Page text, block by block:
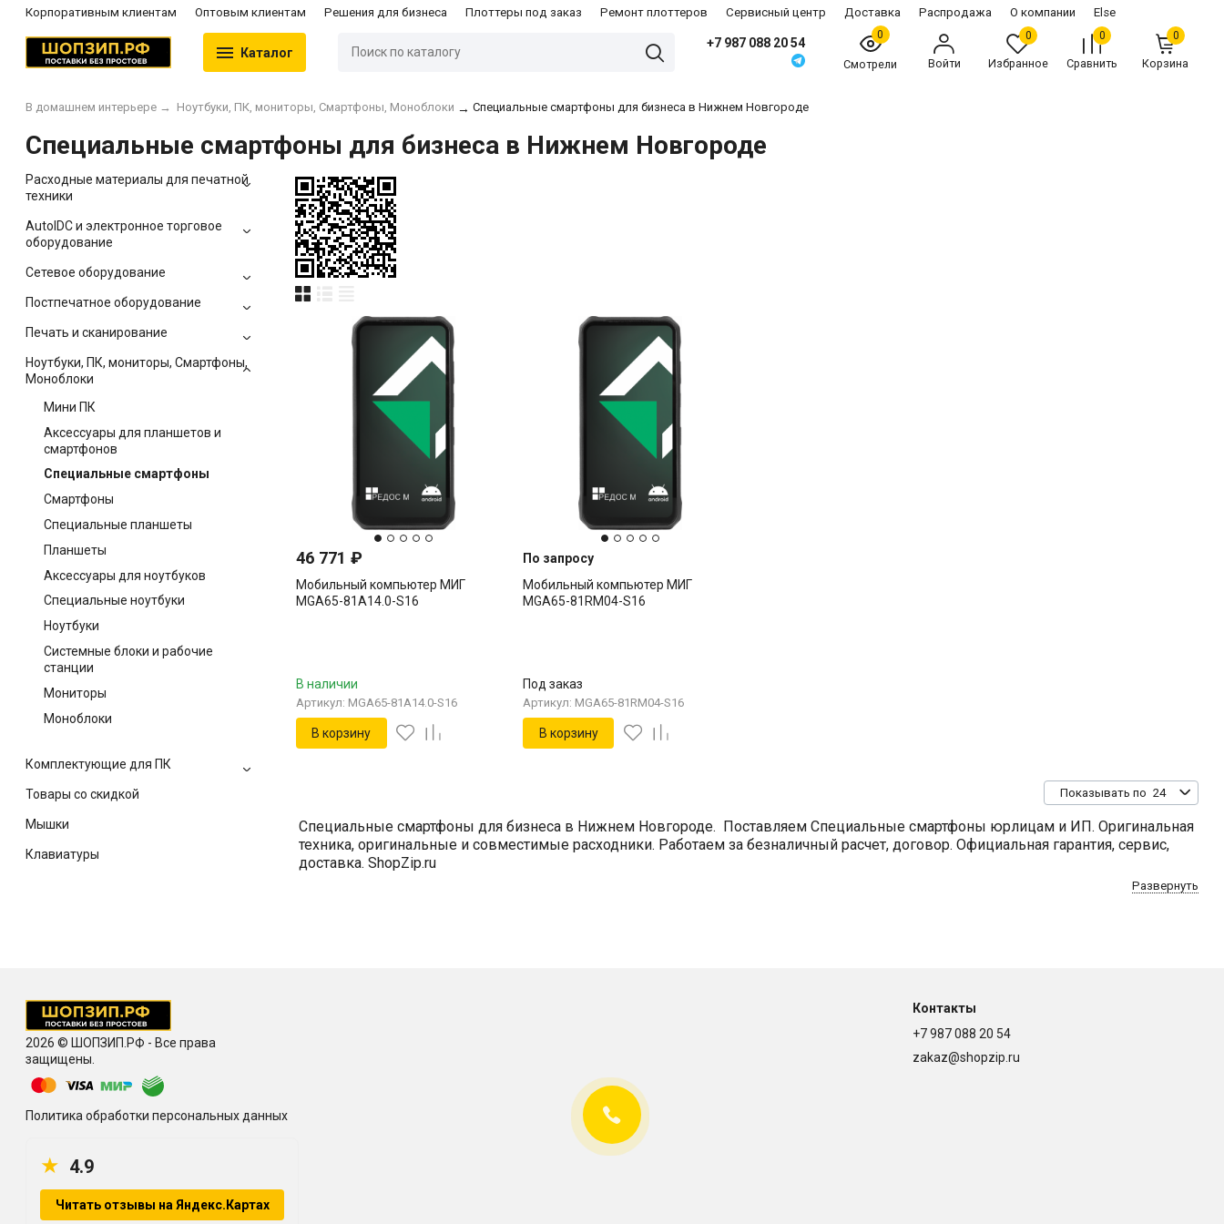
Корпоративным клиентам Оптовым клиентам Решения для бизнеса Плоттеры под заказ Ремонт плоттеров Сервисный центр Доставка Распродажа О компании Else
Каталог
+7 987 088 20 54
0
Смотрели Войти
0
Избранное
0
Сравнить
0
Корзина
В домашнем интерьере → Ноутбуки, ПК, мониторы, Смартфоны, Моноблоки → Специальные смартфоны для бизнеса в Нижнем Новгороде
Специальные смартфоны для бизнеса в Нижнем Новгороде
Расходные материалы для печатной
техники
AutoIDC и электронное торговое
оборудование
Сетевое оборудование
Постпечатное оборудование
Печать и сканирование
Ноутбуки, ПК, мониторы, Смартфоны,
Моноблоки
Мини ПК
Аксессуары для планшетов и
смартфонов
Специальные смартфоны
Смартфоны
Специальные планшеты
Планшеты
Аксессуары для ноутбуков
Специальные ноутбуки
Ноутбуки
Системные блоки и рабочие
станции
Мониторы
Моноблоки
Комплектующие для ПК
Товары со скидкой
Мышки
Клавиатуры
46 771 ₽
Мобильный компьютер МИГ
MGA65-81A14.0-S16
В наличии
Артикул: MGA65-81A14.0-S16
В корзину
По запросу
Мобильный компьютер МИГ
MGA65-81RM04-S16
Под заказ
Артикул: MGA65-81RM04-S16
В корзину
Показывать по 24
Специальные смартфоны для бизнеса в Нижнем Новгороде. Поставляем Специальные смартфоны юрлицам и ИП. Оригинальная
техника, оригинальные и совместимые расходники. Работаем за безналичный расчет, договор. Официальная гарантия, сервис,
доставка. ShopZip.ru
Развернуть
2026 © ШОПЗИП.РФ - Все права
защищены.
Политика обработки персональных данных
★ 4.9
Читать отзывы на Яндекс.Картах
Контакты
+7 987 088 20 54
zakaz@shopzip.ru